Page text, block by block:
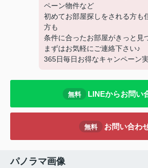
ペーン物件など
初めてお部屋探しをされる方も
方も
条件に合ったお部屋がきっと見
まずはお気軽にご連絡下さい♪
365日毎日お得なキャンペーン
無料 LINEからお問い
無料 お問い合わ
パノラマ画像